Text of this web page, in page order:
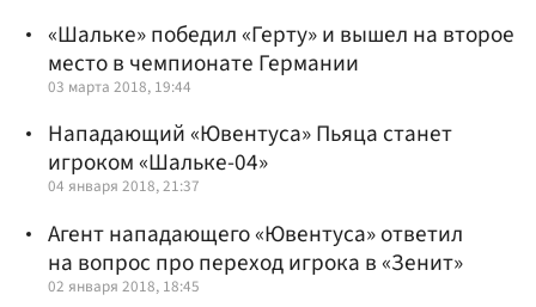
«Шальке» победил «Герту» и вышел на второе
место в чемпионате Германии
03 марта 2018, 19:44
Нападающий «Ювентуса» Пьяца станет
игроком «Шальке-04»
04 января 2018, 21:37
Агент нападающего «Ювентуса» ответил
на вопрос про переход игрока в «Зенит»
02 января 2018, 18:45